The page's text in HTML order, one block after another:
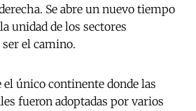
Se abre un nuevo tiempo
unidad de los sectores
el camino.
único continente donde las
fueron adoptadas por varios